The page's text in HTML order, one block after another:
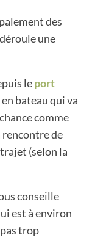
des
une
leport
bateau qui va
comme
rencontre de
(selon la
conseille
est à environ
trop